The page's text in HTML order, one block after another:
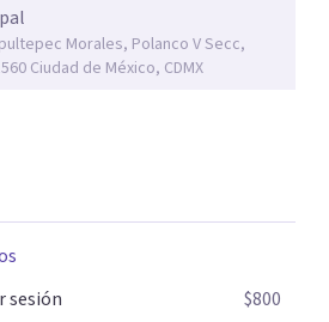
Morales, Polanco V Secc,
Ciudad de México, CDMX
sesión
$800